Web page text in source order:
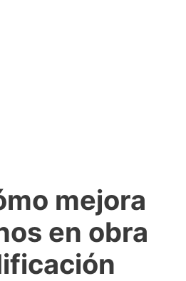
mejora
en obra